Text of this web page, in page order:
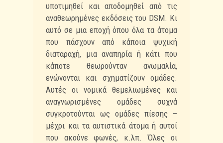
υποτιμηθεί και αποδομηθεί από τις
αναθεωρημένες εκδόσεις του DSM. Κι
αυτό σε μια εποχή όπου όλα τα άτομα
που πάσχουν από κάποια ψυχική
διαταραχή, μια αναπηρία ή κάτι που
κάποτε θεωρούνταν ανωμαλία,
ενώνονται και σχηματίζουν ομάδες.
Αυτές οι νομικά θεμελιωμένες και
αναγνωρισμένες ομάδες συχνά
συγκροτούνται ως ομάδες πίεσης –
μέχρι και τα αυτιστικά άτομα ή αυτοί
που ακούνε φωνές, κ.λπ. Όλες οι